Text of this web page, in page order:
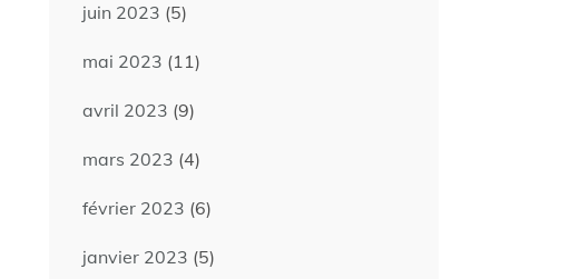
juin 2023 (5)
mai 2023 (11)
avril 2023 (9)
mars 2023 (4)
février 2023 (6)
janvier 2023 (5)